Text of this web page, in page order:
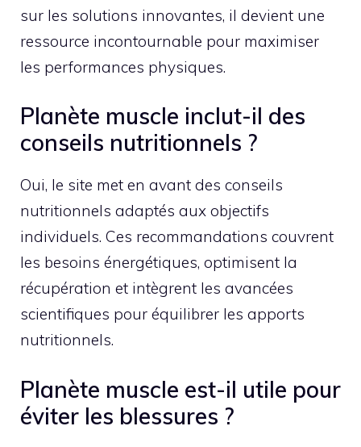
sur les solutions innovantes, il devient une
ressource incontournable pour maximiser
les performances physiques.
Planète muscle inclut-il des
conseils nutritionnels ?
Oui, le site met en avant des conseils
nutritionnels adaptés aux objectifs
individuels. Ces recommandations couvrent
les besoins énergétiques, optimisent la
récupération et intègrent les avancées
scientifiques pour équilibrer les apports
nutritionnels.
Planète muscle est-il utile pour
éviter les blessures ?